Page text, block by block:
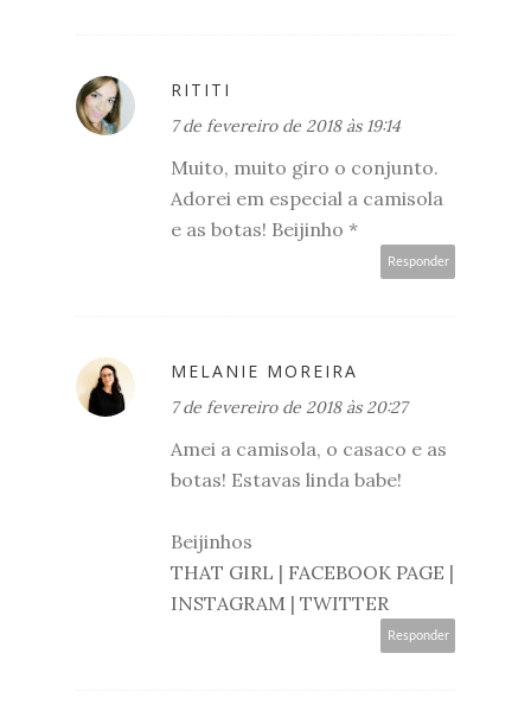
RITITI
7 de fevereiro de 2018 às 19:14
Muito, muito giro o conjunto.
Adorei em especial a camisola
e as botas! Beijinho *
Responder
MELANIE MOREIRA
7 de fevereiro de 2018 às 20:27
Amei a camisola, o casaco e as
botas! Estavas linda babe!
Beijinhos
THAT GIRL | FACEBOOK PAGE |
INSTAGRAM | TWITTER
Responder